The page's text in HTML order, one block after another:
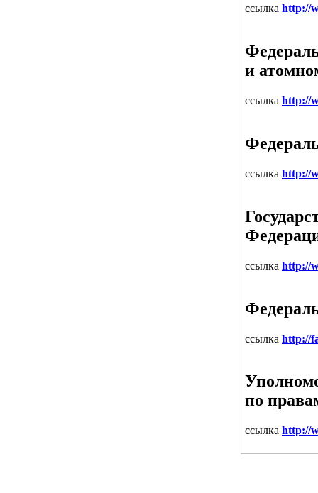
ссылка http://
и
ссылка http://
ссылка http://
ссылка http://
ссылка http://
по
ссылка http://